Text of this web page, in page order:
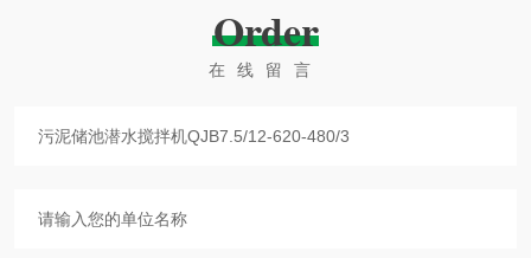
Order
在线留言